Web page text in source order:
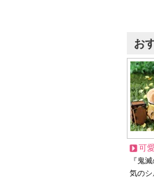
お
可
『鬼
気のシ